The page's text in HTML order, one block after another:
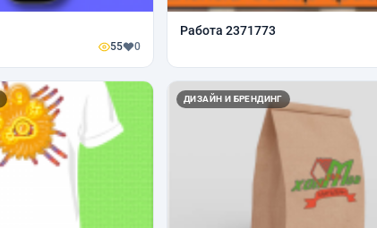
55 0
Работа 2371773
ДИЗАЙН И БРЕНДИНГ